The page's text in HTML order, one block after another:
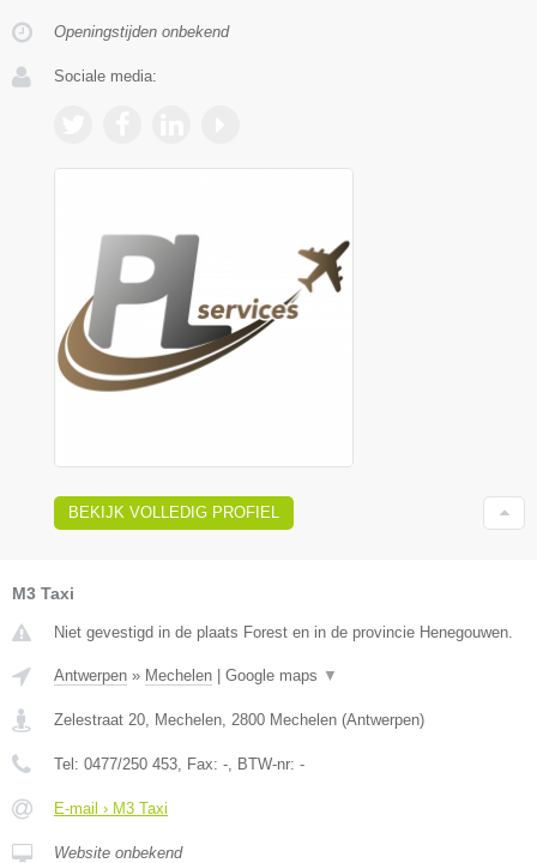
Openingstijden onbekend
Sociale media:
BEKIJK VOLLEDIG PROFIEL
M3 Taxi
Niet gevestigd in de plaats Forest en in de provincie Henegouwen.
Antwerpen » Mechelen | Google maps ▼
Zelestraat 20, Mechelen 2800 Mechelen (Antwerpen)
Tel: 0477/250 453 , Fax: - , BTW-nr: -
E-mail › M3 Taxi
Website onbekend